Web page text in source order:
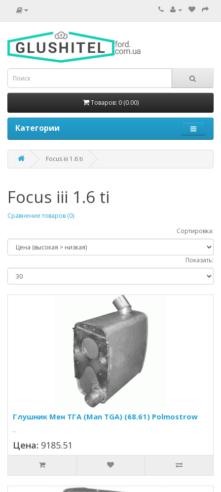
Товаров: 0 (0.00)
Категории
Focus iii 1.6 ti
Focus iii 1.6 ti
Сравнение товаров (0)
Сортировка:
Показать:
Глушник Мен ТГА (Man TGA) (68.61) Polmostrow
..
Цена: 9185.51